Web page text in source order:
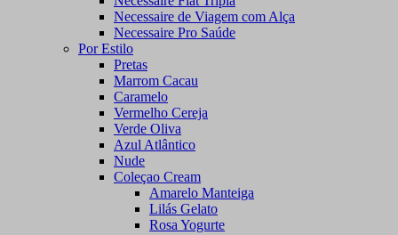
Necessaire de Viagem com Alça
Necessaire Pro Saúde
Por Estilo
Pretas
Marrom Cacau
Caramelo
Vermelho Cereja
Verde Oliva
Azul Atlântico
Nude
Coleçao Cream
Amarelo Manteiga
Lilás Gelato
Rosa Yogurte